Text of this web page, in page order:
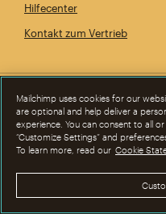
Hilfecenter
Kontakt zum Vertrieb
Mailchimp uses cookies for our
are optional and help deliver a
experience. You can consent to all
“Customize Settings” and
To learn more, read our Cookie